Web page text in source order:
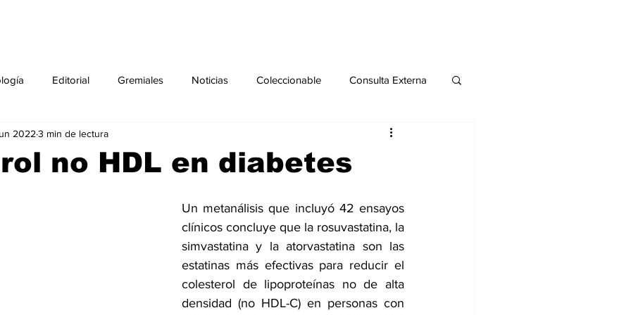
Editorial Gremiales Noticias Coleccionable Consulta Externa
Agenda Sección especial Publicaciones
Noticias especial Salud Mental especial
dia mundial de la diabetes
no HDL en diabetes
2022 3 min de lectura
Un metanálisis que incluyó 42 ensayos
clínicos concluye que la rosuvastatina, la
simvastatina y la atorvastatina son las
estatinas más efectivas para reducir el
colesterol de lipoproteínas no de alta
densidad (no HDL-C) en personas con